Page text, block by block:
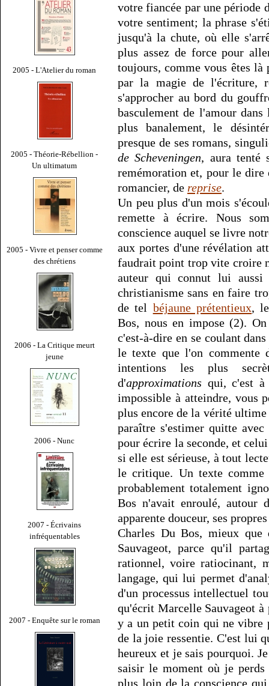
2005 - L'Atelier du roman
2005 - Théorie-Rébellion -
Un ultimatum
2005 - Vivre et penser comme
des chrétiens
2006 - La Critique meurt
jeune
2006 - Nunc
2007 - Écrivains
infréquentables
2007 - Enquête sur le roman
votre fiancée par une période
votre sentiment; la phrase
jusqu'à la chute, où elle
plus assez de force pour
toujours, comme vous êtes
par la magie de l'écriture,
s'approcher au bord du
basculement de l'amour
plus banalement, le
presque de ses romans,
de Scheveningen, aura tenté
remémoration et, pour le
romancier, de reprise.
Un peu plus d'un mois
remette à écrire. Nous
conscience auquel se livre
aux portes d'une révélation
faudrait point trop vite croire
auteur qui connut lui aussi
christianisme sans en faire
de tel béjaune prétentieux,
Bos, nous en impose (2).
c'est-à-dire en se coulant
le texte que l'on commente
intentions les plus
d'approximations qui, c'est à
impossible à atteindre, vous
plus encore de la vérité
paraître s'estimer quitte
pour écrire la seconde, et
si elle est sérieuse, à tout
le critique. Un texte comme
probablement totalement
Bos n'avait enroulé, autour
apparente douceur, ses
Charles Du Bos, mieux
Sauvageot, parce qu'il
rationnel, voire ratiocinant,
langage, qui lui permet
d'un processus intellectuel
qu'écrit Marcelle Sauvageot
y a un petit coin qui ne vibre
de la joie ressentie. C'est lui
heureux et je sais pourquoi.
saisir le moment où je perds
plus loin de la conscience